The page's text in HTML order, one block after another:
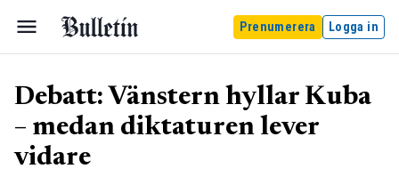
Prenumerera Logga in
Debatt: Vänstern hyllar Kuba
– medan diktaturen lever
vidare